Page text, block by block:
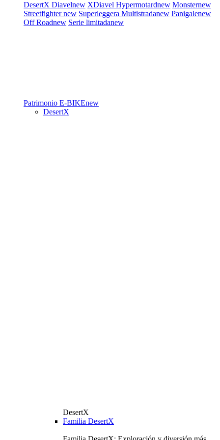
DesertX Diavelnew XDiavel Hypermotardnew Monsternew
Streetfighternew Superleggera Multistradanew Panigalenew
Off Roadnew Serie limitadanew
Patrimonio E-BIKEnew
DesertX
DesertX
Familia DesertX